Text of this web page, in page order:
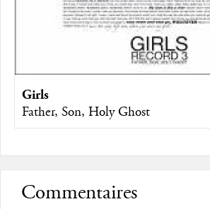
Girls
Father, Son, Holy Ghost
Commentaires